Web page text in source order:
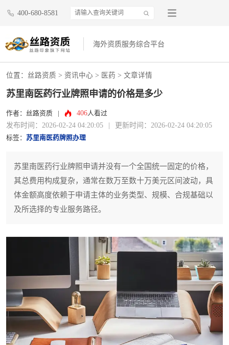
400-680-8581
海外资质服务综合平台
位置： 丝路资质 > 资讯中心 > 医药 > 文章详情
苏里南医药行业牌照申请的价格是多少
作者：丝路资质 406人看过
发布时间：2026-02-24 04:20:05 更新时间：2026-02-24 04:20:05
标签： 苏里南医药牌照办理
苏里南医药行业牌照申请并没有一个全国统一固定的价格，
其总费用构成复杂，通常在数万至数十万美元区间波动，具
体金额高度依赖于申请主体的业务类型、规模、合规基础以
及所选择的专业服务路径。